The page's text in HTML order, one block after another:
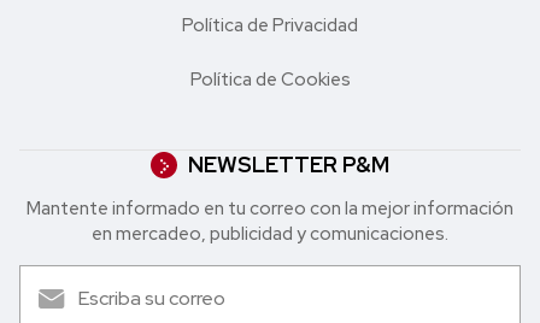
Política de Privacidad
Política de Cookies
NEWSLETTER P&M
Mantente informado en tu correo con la mejor in formación
en mercadeo, publicidad y comunicaciones.